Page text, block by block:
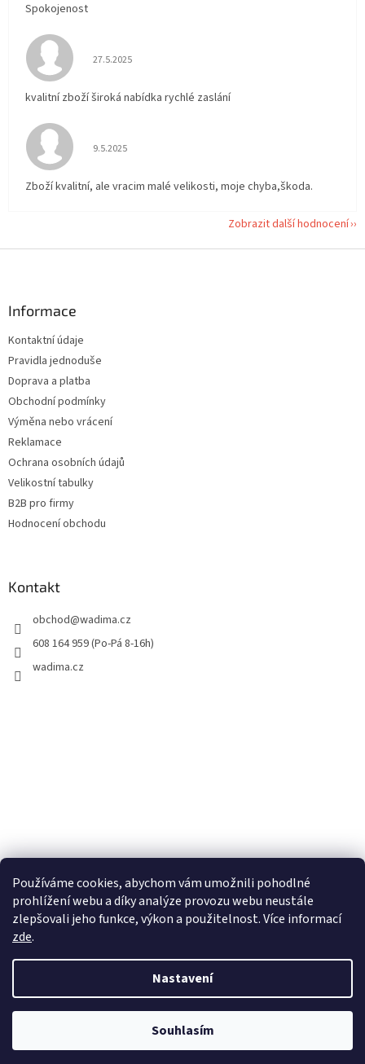
Používáme cookies, abychom vám umožnili pohodlné
prohlížení webu a díky analýze provozu webu neustále
zlepšovali jeho funkce, výkon a použitelnost. Více informací
zde.
Nastavení
Souhlasím
Spokojenost
Hodnocení obchodu je 5 z 5 hvězdiček.
27.5.2025
kvalitní zboží široká nabídka rychlé zaslání
Hodnocení obchodu je 5 z 5 hvězdiček.
9.5.2025
Zboží kvalitní, ale vracim malé velikosti, moje chyba,škoda.
Zobrazit další hodnocení
Informace
Kontaktní údaje
Pravidla jednoduše
Doprava a platba
Obchodní podmínky
Výměna nebo vrácení
Reklamace
Ochrana osobních údajů
Velikostní tabulky
B2B pro firmy
Hodnocení obchodu
Kontakt
obchod@wadima.cz
608 164 959 (Po-Pá 8-16h)
wadima.cz
Copyright 2026wadima.cz - kvalitní oblečení a prádlo pro
. Všechna práva vyhrazena.